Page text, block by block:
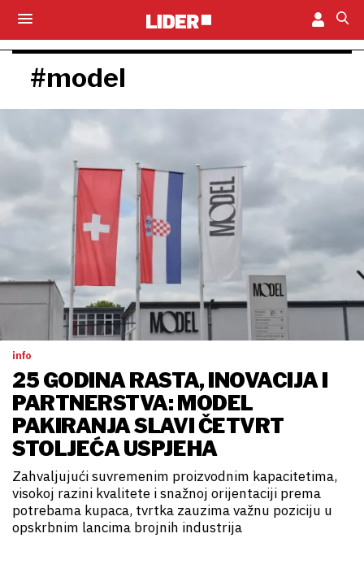
#model
info
25 GODINA RASTA, INOVACIJA I
PARTNERSTVA: MODEL
PAKIRANJA SLAVI ČETVRT
STOLJEĆA USPJEHA
Zahvaljujući suvremenim proizvodnim kapacitetima,
visokoj razini kvalitete i snažnoj orijentaciji prema
potrebama kupaca, tvrtka zauzima važnu poziciju u
opskrbnim lancima brojnih industrija